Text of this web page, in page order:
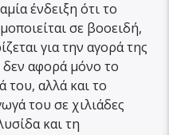
ένδειξη ότι το
σε βοοειδή,
για την αγορά της
αφορά μόνο το
του, αλλά και το
του σε χιλιάδες
και τη